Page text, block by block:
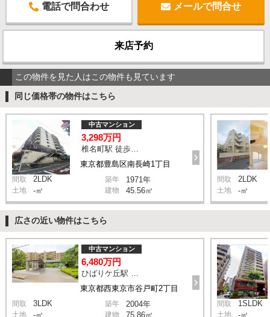
電話で問合わせ メールで問合せ
来店予約
この物件を見た人はこの物件も見ています
同じ価格帯の物件はこちら
東京都豊島区南長崎1丁目
中古マンション
3,298万円
間取 2LDK 築年 1971年
土地 -㎡ 建物 45.56㎡
間取 2LDK
土地 -㎡
広さの近い物件はこちら
東京都西東京市谷戸町2丁目
中古マンション
6,480万円
間取 3LDK 築年 2004年
土地 -㎡ 建物 75.86㎡
間取 1SLDK
土地 -㎡